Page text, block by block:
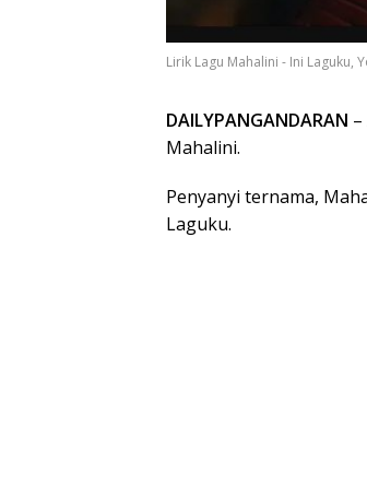
Lirik Lagu Mahalini - Ini Laguku,
DAILYPANGANDARAN
Mahalini.
Penyanyi ternama,
Laguku.